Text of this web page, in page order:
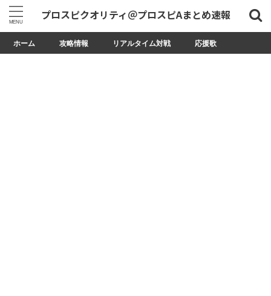
プロスピクオリティ＠プロスピAまとめ速報
ホーム 攻略情報 リアルタイム対戦 応援歌